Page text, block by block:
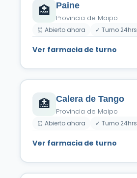
🏥 Paine
Provincia de Maipo
⏰ Abierto ahora ✓ Turno 24hrs
Ver farmacia de turno
🏥 Calera de Tango
Provincia de Maipo
⏰ Abierto ahora ✓ Turno 24hrs
Ver farmacia de turno